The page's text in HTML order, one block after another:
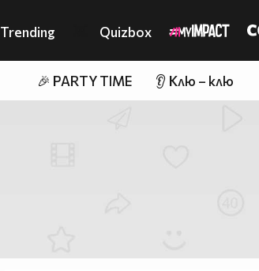
Trending Quizbox
🎉 PARTY TIME 👂 Клю – клю